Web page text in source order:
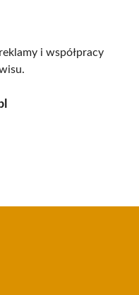
i współpracy